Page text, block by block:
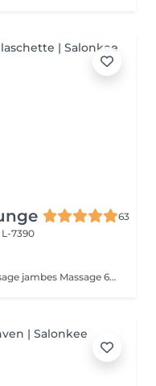
63
7390
Massage 30 min : dos et bras ou Massage jambes Massage 60 min dos, bras, jambes *Durée incluant préparation du client et fin de séance ( 10/15 min)*